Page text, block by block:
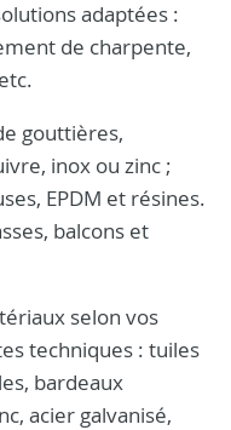
adaptées :
de charpente,
gouttières,
inox ou zinc ;
EPDM et résines.
balcons et
selon vos
techniques : tuiles
bardeaux
acier galvanisé,